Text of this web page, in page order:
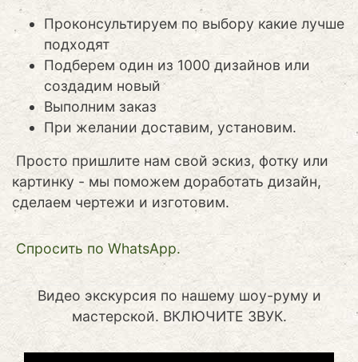
Проконсультируем по выбору какие лучше
подходят
Подберем один из 1000 дизайнов или
создадим новый
Выполним заказ
При желании доставим, установим.
Просто пришлите нам свой эскиз, фотку или
картинку - мы поможем доработать дизайн,
сделаем чертежи и изготовим.
Cпросить по WhatsApp.
Видео экскурсия по нашему шоу-руму и
мастерской. ВКЛЮЧИТЕ ЗВУК.